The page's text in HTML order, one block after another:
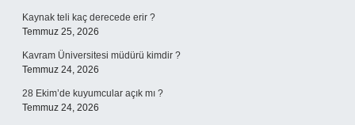
Kaynak teli kaç derecede erir ?
Temmuz 25, 2026
Kavram Üniversitesi müdürü kimdir ?
Temmuz 24, 2026
28 Ekim’de kuyumcular açık mı ?
Temmuz 24, 2026